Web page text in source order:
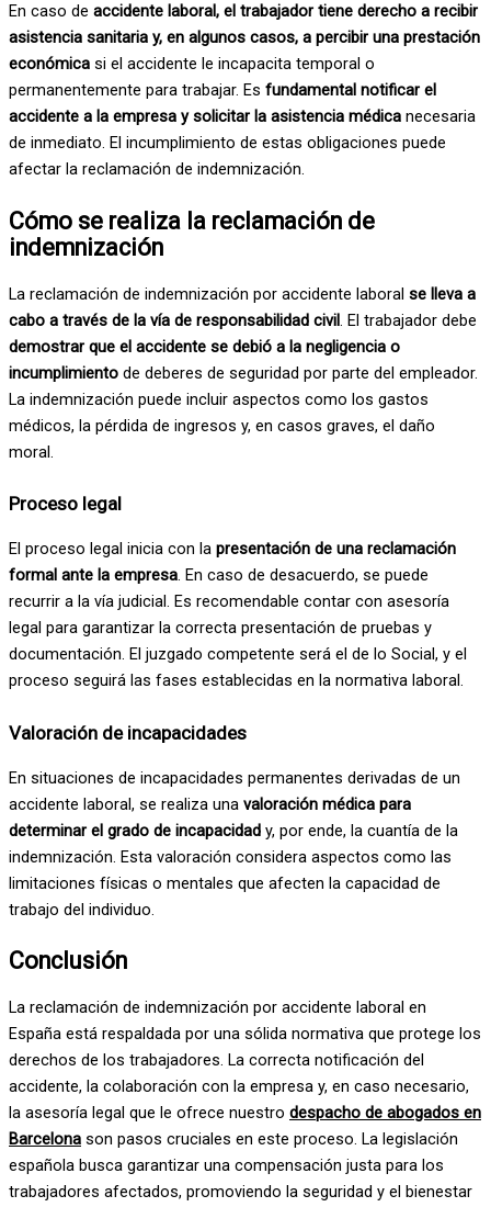
En caso de accidente laboral, el trabajador tiene derecho a recibir
asistencia sanitaria y, en algunos casos, a percibir una prestación
económica si el accidente le incapacita temporal o
permanentemente para trabajar. Es fundamental notificar el
accidente a la empresa y solicitar la asistencia médica necesaria
de inmediato. El incumplimiento de estas obligaciones puede
afectar la reclamación de indemnización.
Cómo se realiza la reclamación de
indemnización
La reclamación de indemnización por accidente laboral se lleva a
cabo a través de la vía de responsabilidad civil. El trabajador debe
demostrar que el accidente se debió a la negligencia o
incumplimiento de deberes de seguridad por parte del empleador.
La indemnización puede incluir aspectos como los gastos
médicos, la pérdida de ingresos y, en casos graves, el daño
moral.
Proceso legal
El proceso legal inicia con la presentación de una reclamación
formal ante la empresa. En caso de desacuerdo, se puede
recurrir a la vía judicial. Es recomendable contar con asesoría
legal para garantizar la correcta presentación de pruebas y
documentación. El juzgado competente será el de lo Social, y el
proceso seguirá las fases establecidas en la normativa laboral.
Valoración de incapacidades
En situaciones de incapacidades permanentes derivadas de un
accidente laboral, se realiza una valoración médica para
determinar el grado de incapacidad y, por ende, la cuantía de la
indemnización. Esta valoración considera aspectos como las
limitaciones físicas o mentales que afecten la capacidad de
trabajo del individuo.
Conclusión
La reclamación de indemnización por accidente laboral en
España está respaldada por una sólida normativa que protege los
derechos de los trabajadores. La correcta notificación del
accidente, la colaboración con la empresa y, en caso necesario,
la asesoría legal que le ofrece nuestro despacho de abogados en
Barcelona son pasos cruciales en este proceso. La legislación
española busca garantizar una compensación justa para los
trabajadores afectados, promoviendo la seguridad y el bienestar